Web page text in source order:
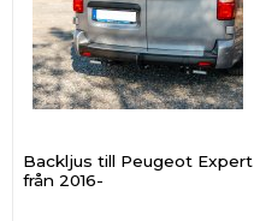
Backljus till Peugeot Expert
från 2016-